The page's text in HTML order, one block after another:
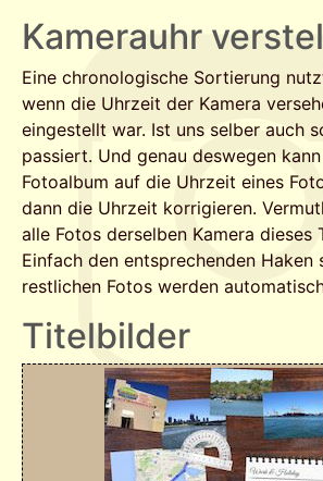
Kamerauhr
Eine chronologische Sortierung
wenn die Uhrzeit der Kamera
eingestellt war. Ist uns selber auch
passiert. Und genau deswegen
Fotoalbum auf die Uhrzeit eines
dann die Uhrzeit korrigieren.
alle Fotos derselben Kamera dieses
Einfach den entsprechenden Haken
restlichen Fotos werden
Titelbilder